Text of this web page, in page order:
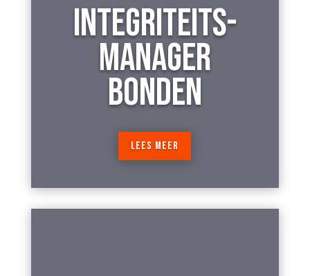
INTEGRITEITS-
MANAGER
BONDEN
LEES MEER